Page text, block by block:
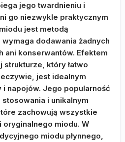
jego twardnieniu i
go niezwykle praktycznym
jest metodą
dodawania żadnych
ani konserwantów. Efektem
który łatwo
jest idealnym
napojów. Jego popularność
i unikalnym
zachowują wszystkie
oryginalnego miodu. W
miodu płynnego,